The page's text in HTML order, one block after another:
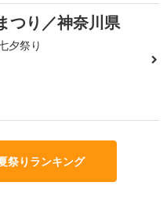
つり／神奈川県
夕祭り
祭りランキング